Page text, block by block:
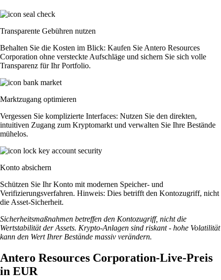
Transparente Gebühren nutzen
Behalten Sie die Kosten im Blick: Kaufen Sie Antero Resources
Corporation ohne versteckte Aufschläge und sichern Sie sich volle
Transparenz für Ihr Portfolio.
Marktzugang optimieren
Vergessen Sie komplizierte Interfaces: Nutzen Sie den direkten,
intuitiven Zugang zum Kryptomarkt und verwalten Sie Ihre Bestände
mühelos.
Konto absichern
Schützen Sie Ihr Konto mit modernen Speicher- und
Verifizierungsverfahren. Hinweis: Dies betrifft den Kontozugriff, nicht
die Asset-Sicherheit.
Sicherheitsmaßnahmen betreffen den Kontozugriff, nicht die
Wertstabilität der Assets. Krypto-Anlagen sind riskant - hohe Volatilität
kann den Wert Ihrer Bestände massiv verändern.
Antero Resources Corporation-Live-Preis
in EUR